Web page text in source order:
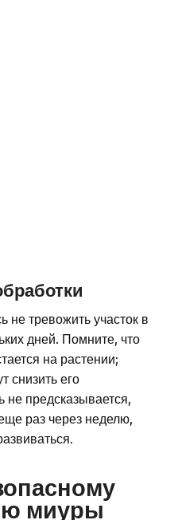
не тревожить участок в
дней. Помните, что
на растении;
снизить его
предсказывается,
раз через неделю,
миуры